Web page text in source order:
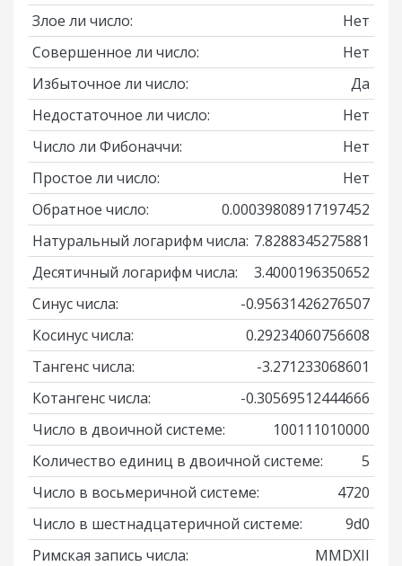
Злое ли число:
Нет
Совершенное ли число:
Нет
Избыточное ли число:
Да
Недостаточное ли число:
Нет
Число ли Фибоначчи:
Нет
Простое ли число:
Нет
Обратное число:
0.00039808917197452
Натуральный логарифм числа: 7.8288345275881
Десятичный логарифм числа:
3.4000196350652
Синус числа:
-0.95631426276507
Косинус числа:
0.29234060756608
Тангенс числа:
-3.271233068601
Котангенс числа:
-0.30569512444666
Число в двоичной системе:
100111010000
Количество единиц в двоичной системе:
5
Число в восьмеричной системе:
4720
Число в шестнадцатеричной системе:
9d0
Римская запись числа:
MMDXII